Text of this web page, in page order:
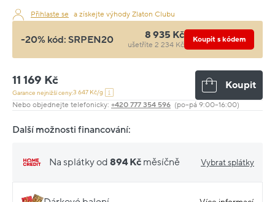
Přihlaste se a získejte výhody Zlaton Clubu
-20% kód: SRPEN20 8 935 Kč
ušetříte 2 234 Kč
Koupit s kódem
11 169 Kč
Garance nejnižší ceny:3 647 Kč/g
Koupit
Nebo objednejte telefonicky: +420 777 354 596 (po–pá 9:00–16:00)
Další možnosti financování:
Na splátky od 894 Kč měsíčně Vybrat splátky